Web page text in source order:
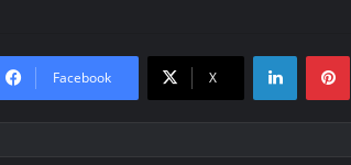
Facebook X